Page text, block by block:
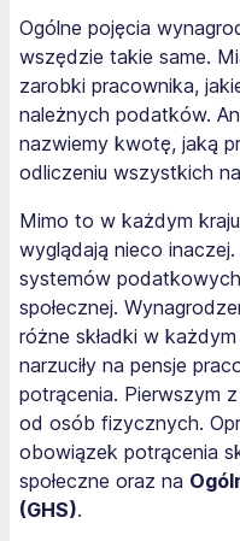
Ogólne pojęcia
wszędzie takie same.
zarobki pracownika,
należnych podatków.
nazwiemy kwotę, jaką
odliczeniu wszystkich
Mimo to w każdym
wyglądają nieco
systemów
społecznej.
różne składki w
narzuciły na pensje
potrącenia. Pierwszym
od osób fizycznych.
obowiązek potrącenia
społeczne oraz na
(GHS).